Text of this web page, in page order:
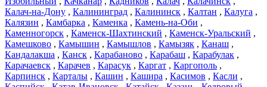
Калач-на-Дону , Калининград , Калининск , Калтан , Калуга ,
Калязин , Камбарка , Каменка , Камень-на-Оби ,
Каменногорск , Каменск-Шахтинский , Каменск-Уральский ,
Камешково , Камышин , Камышлов , Камызяк , Канаш ,
Кандалакша , Канск , Карабаново , Карабаш , Карабулак ,
Карачаевск , Карачев , Карасук , Каргат , Каргополь ,
Карпинск , Карталы , Кашин , Кашира , Касимов , Касли ,